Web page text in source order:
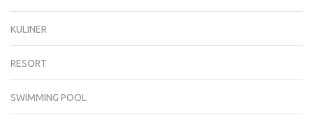
KULINER
RESORT
SWIMMING POOL